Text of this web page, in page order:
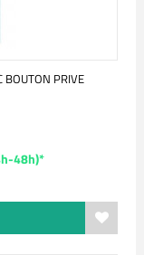
BOUTON PRIVE
48h)*